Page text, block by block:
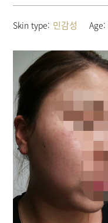
Skin type: 민감성 Age: